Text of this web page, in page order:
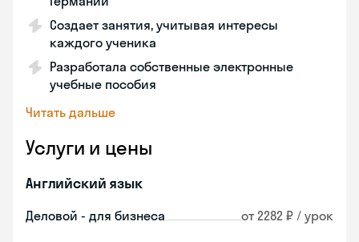
Создает занятия, учитывая интересы
каждого ученика
Разработала собственные электронные
учебные пособия
Читать дальше
Услуги и цены
Английский язык
Деловой - для бизнеса от 2282 ₽ / урок